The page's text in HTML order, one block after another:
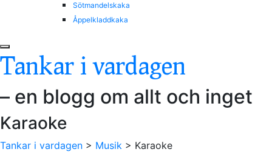
Sötmandelskaka
Åppelkladdkaka
Tankar i vardagen
– en blogg om allt och inget
Karaoke
Tankar i vardagen > Musik > Karaoke